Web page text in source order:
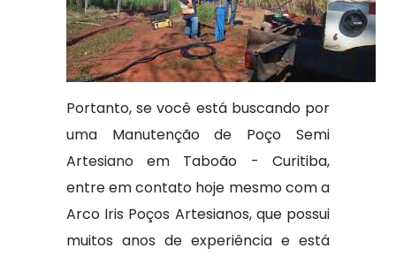
Portanto, se você está buscando por
uma Manutenção de Poço Semi
Artesiano em Taboão - Curitiba,
entre em contato hoje mesmo com a
Arco Iris Poços Artesianos, que possui
muitos anos de experiência e está